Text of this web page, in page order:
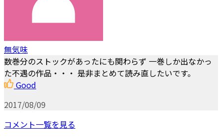
無気味
数巻分のストックがあったにも関わらず 一巻しか出なかっ
た不遇の作品・・・ 是非まとめて読み直したいです。
Good
2017/08/09
コメント一覧を見る